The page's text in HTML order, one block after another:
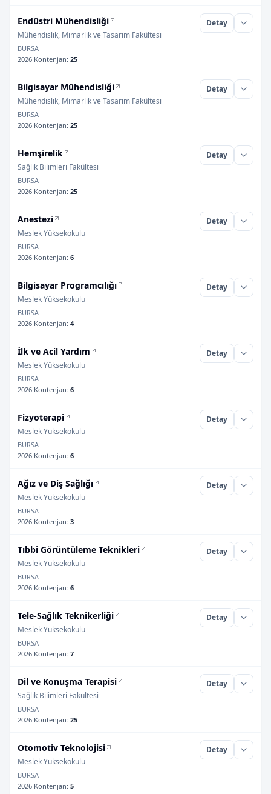
Endüstri Mühendisliği
Mühendislik, Mimarlık ve Tasarım Fakültesi
Detay
BURSA
2026 Kontenjan: 25
Bilgisayar Mühendisliği
Mühendislik, Mimarlık ve Tasarım Fakültesi
Detay
BURSA
2026 Kontenjan: 25
Hemşirelik
Sağlık Bilimleri Fakültesi
Detay
BURSA
2026 Kontenjan: 25
Anestezi
Meslek Yüksekokulu
Detay
BURSA
2026 Kontenjan: 6
Bilgisayar Programcılığı
Meslek Yüksekokulu
Detay
BURSA
2026 Kontenjan: 4
İlk ve Acil Yardım
Meslek Yüksekokulu
Detay
BURSA
2026 Kontenjan: 6
Fizyoterapi
Meslek Yüksekokulu
Detay
BURSA
2026 Kontenjan: 6
Ağız ve Diş Sağlığı
Meslek Yüksekokulu
Detay
BURSA
2026 Kontenjan: 3
Tıbbi Görüntüleme Teknikleri
Meslek Yüksekokulu
Detay
BURSA
2026 Kontenjan: 6
Tele-Sağlık Teknikerliği
Meslek Yüksekokulu
Detay
BURSA
2026 Kontenjan: 7
Dil ve Konuşma Terapisi
Sağlık Bilimleri Fakültesi
Detay
BURSA
2026 Kontenjan: 25
Otomotiv Teknolojisi
Meslek Yüksekokulu
Detay
BURSA
2026 Kontenjan: 5